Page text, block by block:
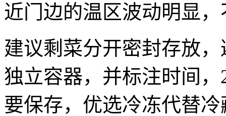
近门边的温区波动明显
建议剩菜分开密封存放
独立容器，并标注时间
要保存，优选冷冻代替